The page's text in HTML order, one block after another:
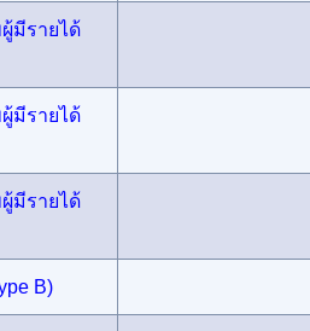
มีรายได้
มีรายได้
มีรายได้
B)